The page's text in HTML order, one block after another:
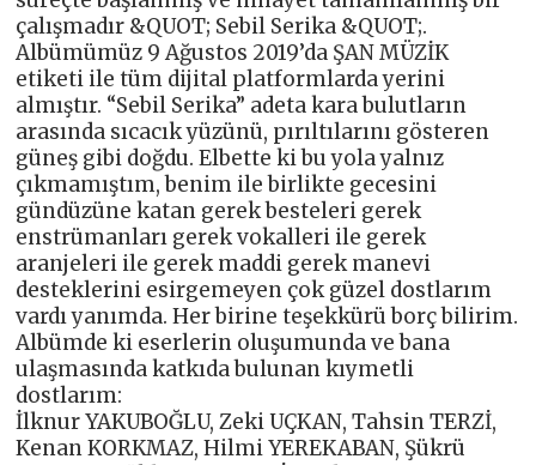
çalışmadır &QUOT; Sebil Serika &QUOT;.
Albümümüz 9 Ağustos 2019’da ŞAN MÜZİK
etiketi ile tüm dijital platformlarda yerini
almıştır. “Sebil Serika” adeta kara bulutların
arasında sıcacık yüzünü, pırıltılarını gösteren
güneş gibi doğdu. Elbette ki bu yola yalnız
çıkmamıştım, benim ile birlikte gecesini
gündüzüne katan gerek besteleri gerek
enstrümanları gerek vokalleri ile gerek
aranjeleri ile gerek maddi gerek manevi
desteklerini esirgemeyen çok güzel dostlarım
vardı yanımda. Her birine teşekkürü borç bilirim.
Albümde ki eserlerin oluşumunda ve bana
ulaşmasında katkıda bulunan kıymetli
dostlarım:
İlknur YAKUBOĞLU, Zeki UÇKAN, Tahsin TERZİ,
Kenan KORKMAZ, Hilmi YEREKABAN, Şükrü